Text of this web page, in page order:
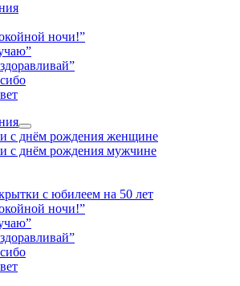
ночи!”
с днём рождения женщине
с днём рождения мужчине
с юбилеем на 50 лет
ночи!”